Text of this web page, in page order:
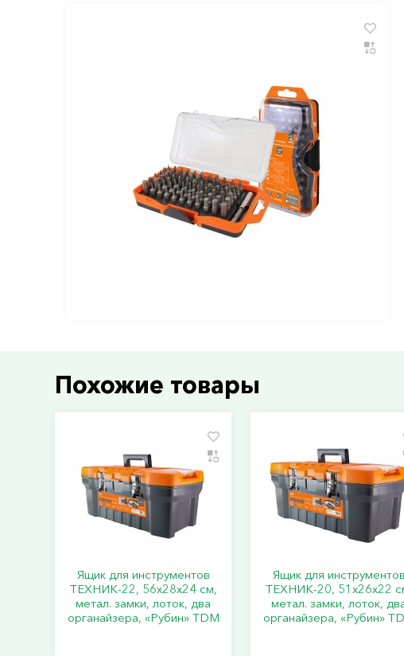
Похожие товары
Ящик для инструментов
ТЕХНИК-22, 56х28х24 см,
метал. замки, лоток, два
органайзера, «Рубин» TDM
Ящик для инструментов
ТЕХНИК-20, 51х26х22
метал. замки, лоток,
органайзера, «Рубин»